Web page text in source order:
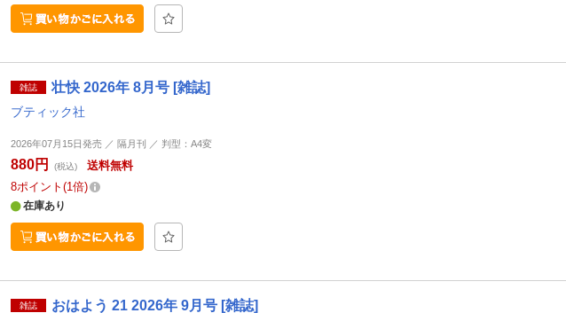
雑誌 壮快 2026年 8月号 [雑誌]
ブティック社
2026年07月15日発売 ／ 隔月刊 ／ 判型：A4変
880円 (税込)
送料無料
8ポイント 1倍
在庫あり
雑誌 おはよう 21 2026年 9月号 [雑誌]